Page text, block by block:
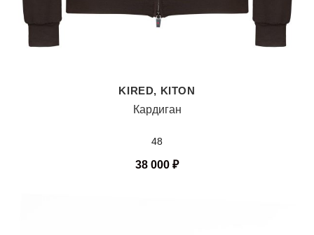
KIRED, KITON
Кардиган
48
38 000 ₽